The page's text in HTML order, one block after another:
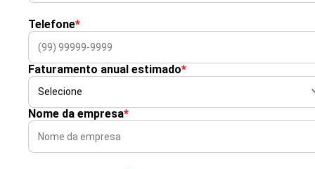
Telefone*
Faturamento anual estimado*
Nome da empresa*